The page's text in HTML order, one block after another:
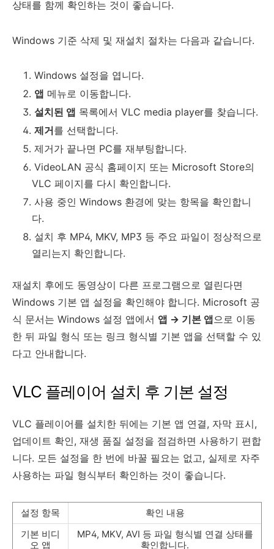
상태를 함께 확인하는 것이 좋습니다.
Windows 기준 삭제 및 재설치 절차는 다음과 같습니다.
Windows 설정을 엽니다.
앱 메뉴로 이동합니다.
설치된 앱 목록에서 VLC media player를 찾습니다.
제거를 선택합니다.
제거가 끝나면 PC를 재부팅합니다.
VideoLAN 공식 홈페이지 또는 Microsoft Store의
VLC 페이지를 다시 확인합니다.
사용 중인 Windows 환경에 맞는 항목을 확인합니
다.
설치 후 MP4, MKV, MP3 등 주요 파일이 정상적으로
열리는지 확인합니다.
재설치 후에도 동영상이 다른 프로그램으로 열린다면
Windows 기본 앱 설정을 확인해야 합니다. Microsoft 공
식 문서는 Windows 설정 앱에서 앱 → 기본 앱으로 이동
한 뒤 파일 형식 또는 링크 형식별 기본 앱을 선택할 수 있
다고 안내합니다.
VLC 플레이어 설치 후 기본 설정
VLC 플레이어를 설치한 뒤에는 기본 앱 연결, 자막 표시,
업데이트 확인, 재생 품질 설정을 점검하면 사용하기 편합
니다. 모든 설정을 한 번에 바꿀 필요는 없고, 실제로 자주
사용하는 파일 형식부터 확인하는 것이 좋습니다.
설정 항목
확인 내용
기본 비디
오 앱
MP4, MKV, AVI 등 파일 형식별 연결 상태를
확인합니다.